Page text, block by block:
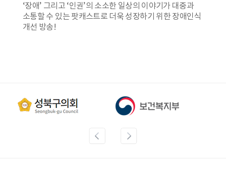
‘장애’ 그리고 ‘인권’의 소소한 일상의 이야기가 대중과
소통할 수 있는 팟캐스트로 더욱 성장하기 위한 장애인식
개선 방송!